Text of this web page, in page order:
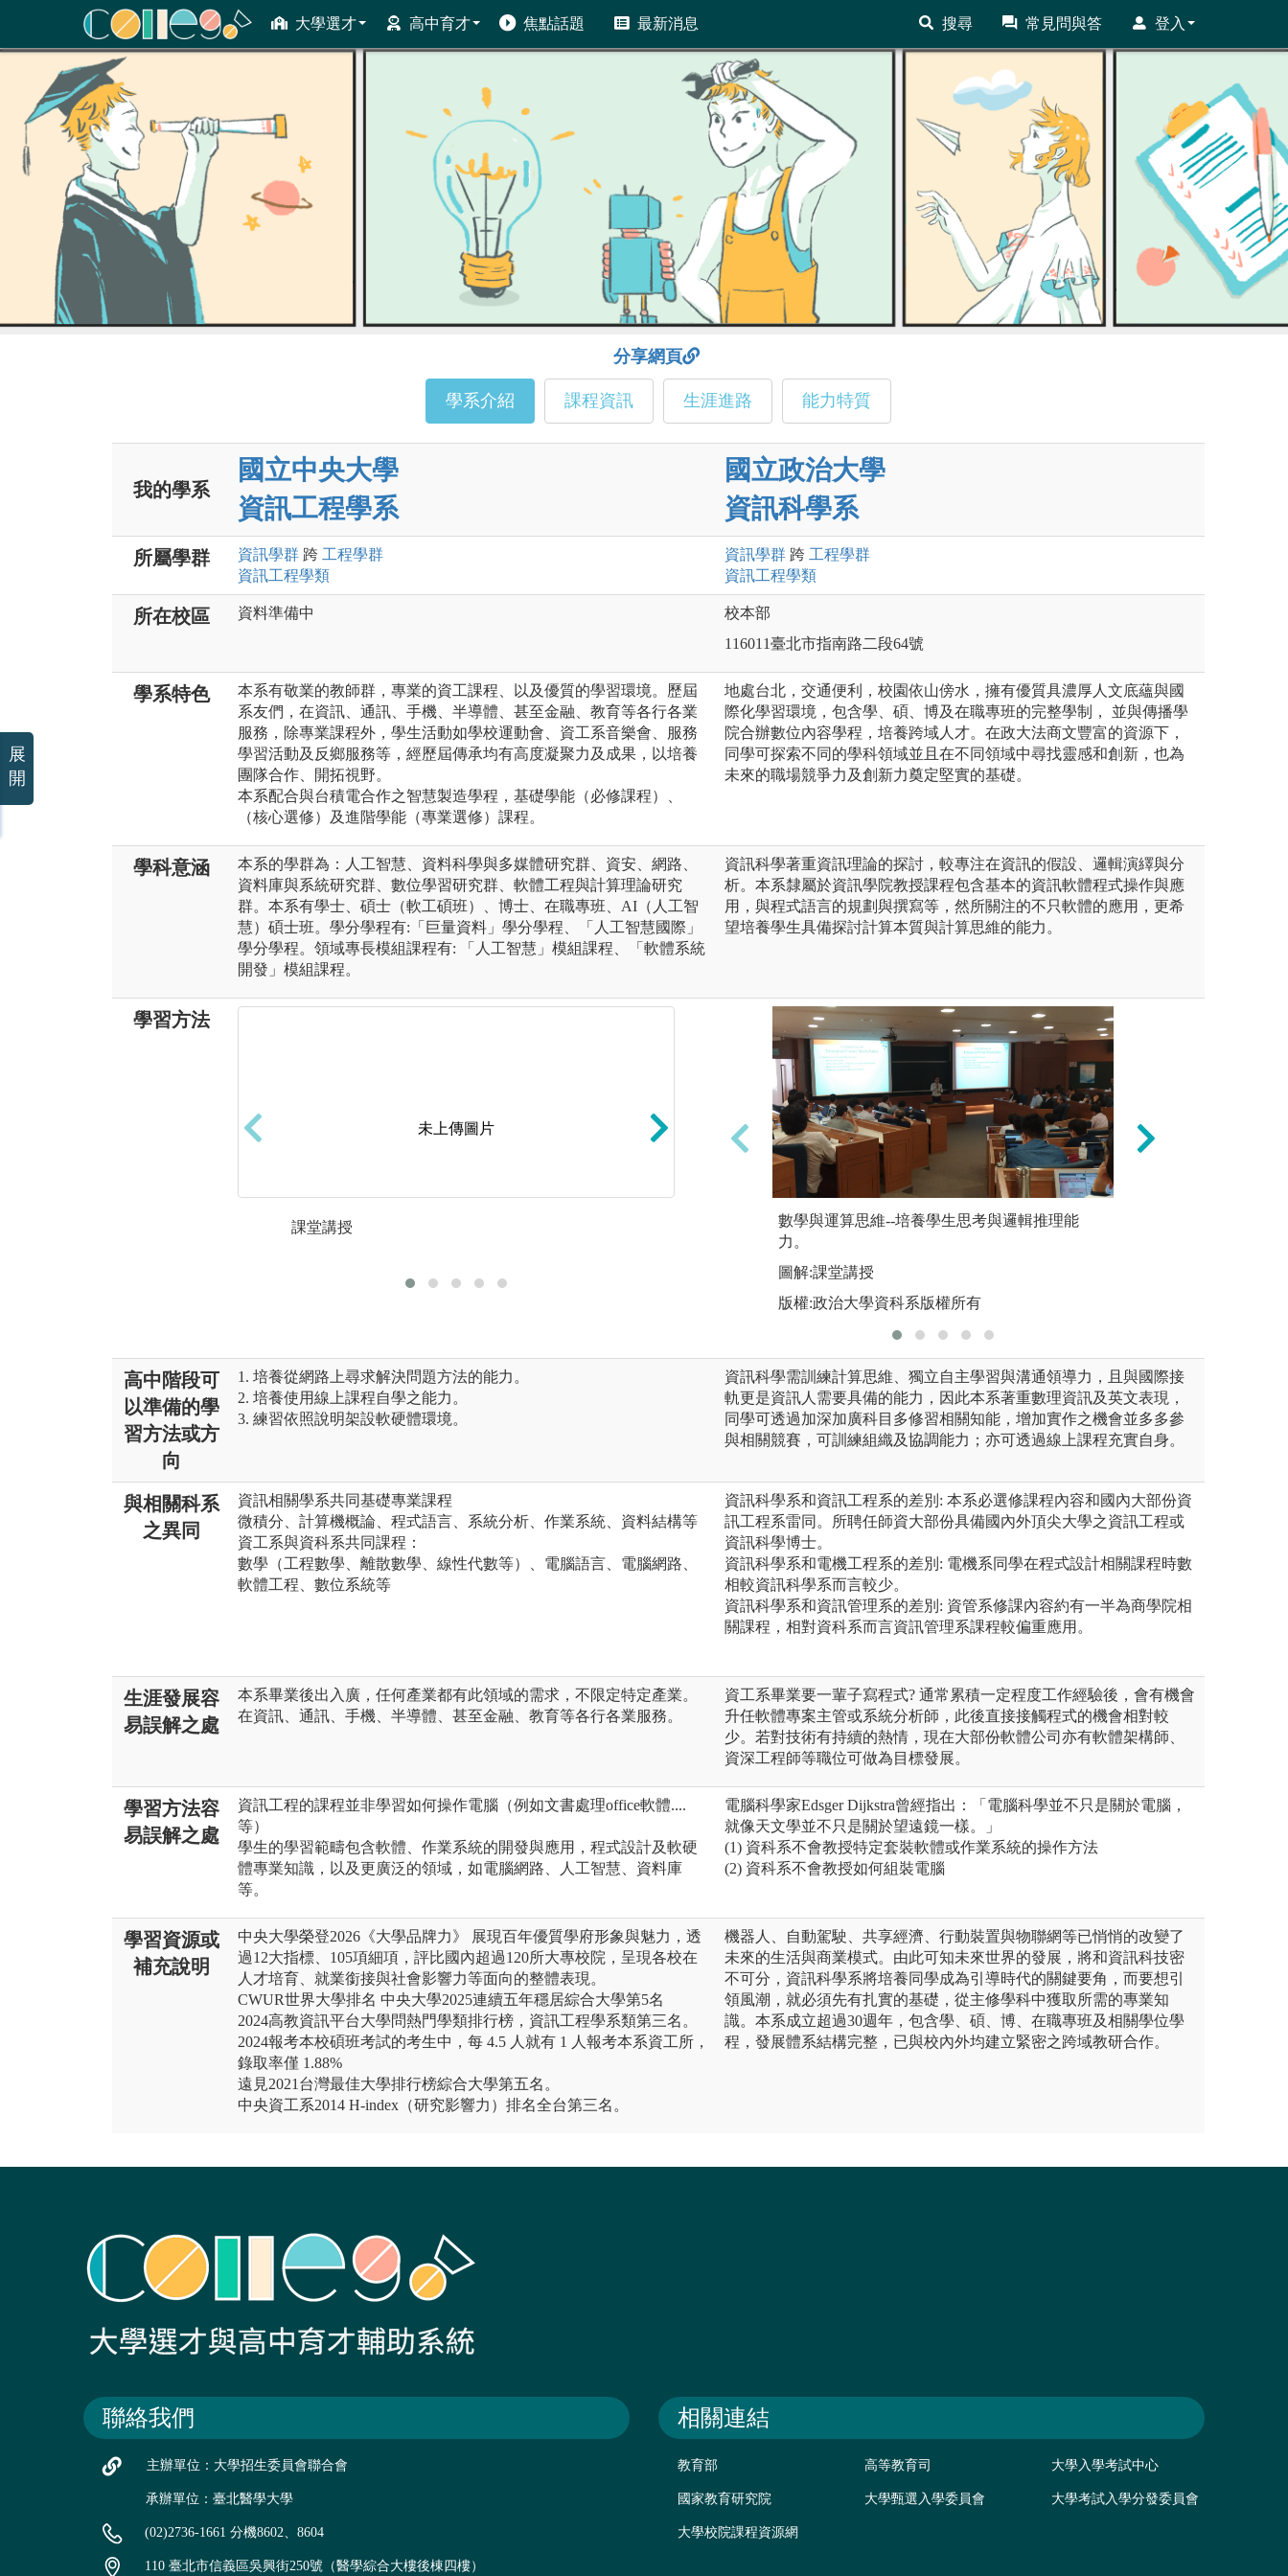
大學選才 高中育才 焦點話題 最新消息 搜尋 常見問與答 登入
ColleGo! 大學選才與高中育才輔助系統
分享網頁
學系介紹 課程資訊 生涯進路 能力特質
我的學系
國立中央大學
資訊工程學系
國立政治大學
資訊科學系
所屬學群 資訊學群 跨 工程學群
資訊工程學類
資訊學群 跨 工程學群
資訊工程學類
所在校區 資料準備中
校本部
116011臺北市指南路二段64號
學系特色
本系有敬業的教師群，專業的資工課程、以及優質的學習環境。歷屆
系友們，在資訊、通訊、手機、半導體、甚至金融、教育等各行各業
服務，除專業課程外，學生活動如學校運動會、資工系音樂會、服務
學習活動及反鄉服務等，經歷屆傳承均有高度凝聚力及成果，以培養
團隊合作、開拓視野。
本系配合與台積電合作之智慧製造學程，基礎學能（必修課程）、
（核心選修）及進階學能（專業選修）課程。
地處台北，交通便利，校園依山傍水，擁有優質具濃厚人文底蘊與國
際化學習環境，包含學、碩、博及在職專班的完整學制， 並與傳播學
院合辦數位內容學程，培養跨域人才。在政大法商文豐富的資源下，
同學可探索不同的學科領域並且在不同領域中尋找靈感和創新，也為
未來的職場競爭力及創新力奠定堅實的基礎。
學科意涵
本系的學群為：人工智慧、資料科學與多媒體研究群、資安、網路、
資料庫與系統研究群、數位學習研究群、軟體工程與計算理論研究
群。本系有學士、碩士（軟工碩班）、博士、在職專班、AI（人工智
慧）碩士班。學分學程有:「巨量資料」學分學程、「人工智慧國際」
學分學程。領域專長模組課程有: 「人工智慧」模組課程、「軟體系統
開發」模組課程。
資訊科學著重資訊理論的探討，較專注在資訊的假設、邏輯演繹與分
析。本系隸屬於資訊學院教授課程包含基本的資訊軟體程式操作與應
用，與程式語言的規劃與撰寫等，然所關注的不只軟體的應用，更希
望培養學生具備探討計算本質與計算思維的能力。
學習方法
未上傳圖片
課堂講授
電腦教室實習課程
圖解:系上最新AI PC電腦
數學與運算思維--培養學生思考與邏輯推理能
力。
圖解:課堂講授
版權:政治大學資科系版權所有
高中階段可
以準備的學
習方法或方
向
1. 培養從網路上尋求解決問題方法的能力。
2. 培養使用線上課程自學之能力。
3. 練習依照說明架設軟硬體環境。
資訊科學需訓練計算思維、獨立自主學習與溝通領導力，且與國際接
軌更是資訊人需要具備的能力，因此本系著重數理資訊及英文表現，
同學可透過加深加廣科目多修習相關知能，增加實作之機會並多多參
與相關競賽，可訓練組織及協調能力；亦可透過線上課程充實自身。
與相關科系
之異同
資訊相關學系共同基礎專業課程
微積分、計算機概論、程式語言、系統分析、作業系統、資料結構等
資工系與資科系共同課程：
數學（工程數學、離散數學、線性代數等）、電腦語言、電腦網路、
軟體工程、數位系統等
資訊科學系和資訊工程系的差別: 本系必選修課程內容和國內大部份資
訊工程系雷同。所聘任師資大部份具備國內外頂尖大學之資訊工程或
資訊科學博士。
資訊科學系和電機工程系的差別: 電機系同學在程式設計相關課程時數
相較資訊科學系而言較少。
資訊科學系和資訊管理系的差別: 資管系修課內容約有一半為商學院相
關課程，相對資科系而言資訊管理系課程較偏重應用。
生涯發展容
易誤解之處
本系畢業後出入廣，任何產業都有此領域的需求，不限定特定產業。
在資訊、通訊、手機、半導體、甚至金融、教育等各行各業服務。
資工系畢業要一輩子寫程式? 通常累積一定程度工作經驗後，會有機會
升任軟體專案主管或系統分析師，此後直接接觸程式的機會相對較
少。若對技術有持續的熱情，現在大部份軟體公司亦有軟體架構師、
資深工程師等職位可做為目標發展。
學習方法容
易誤解之處
資訊工程的課程並非學習如何操作電腦（例如文書處理office軟體....
等）
學生的學習範疇包含軟體、作業系統的開發與應用，程式設計及軟硬
體專業知識，以及更廣泛的領域，如電腦網路、人工智慧、資料庫
等。
電腦科學家Edsger Dijkstra曾經指出：「電腦科學並不只是關於電腦，
就像天文學並不只是關於望遠鏡一樣。」
(1) 資科系不會教授特定套裝軟體或作業系統的操作方法
(2) 資科系不會教授如何組裝電腦
學習資源或
補充說明
中央大學榮登2026《大學品牌力》 展現百年優質學府形象與魅力，透
過12大指標、105項細項，評比國內超過120所大專校院，呈現各校在
人才培育、就業銜接與社會影響力等面向的整體表現。
CWUR世界大學排名 中央大學2025連續五年穩居綜合大學第5名
2024高教資訊平台大學問熱門學類排行榜，資訊工程學系類第三名。
2024報考本校碩班考試的考生中，每 4.5 人就有 1 人報考本系資工所，
錄取率僅 1.88%
遠見2021台灣最佳大學排行榜綜合大學第五名。
中央資工系2014 H-index（研究影響力）排名全台第三名。
機器人、自動駕駛、共享經濟、行動裝置與物聯網等已悄悄的改變了
未來的生活與商業模式。由此可知未來世界的發展，將和資訊科技密
不可分，資訊科學系將培養同學成為引導時代的關鍵要角，而要想引
領風潮，就必須先有扎實的基礎，從主修學科中獲取所需的專業知
識。本系成立超過30週年，包含學、碩、博、在職專班及相關學位學
程，發展體系結構完整，已與校內外均建立緊密之跨域教研合作。
聯絡我們
主辦單位：大學招生委員會聯合會
承辦單位：臺北醫學大學
(02)2736-1661 分機8602、8604
110 臺北市信義區吳興街250號（醫學綜合大樓後棟四樓）
相關連結
教育部 高等教育司 大學入學考試中心
國家教育研究院 大學甄選入學委員會 大學考試入學分發委員會
大學校院課程資源網
展
開